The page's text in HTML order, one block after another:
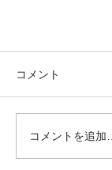
コメント
コメントを追加…